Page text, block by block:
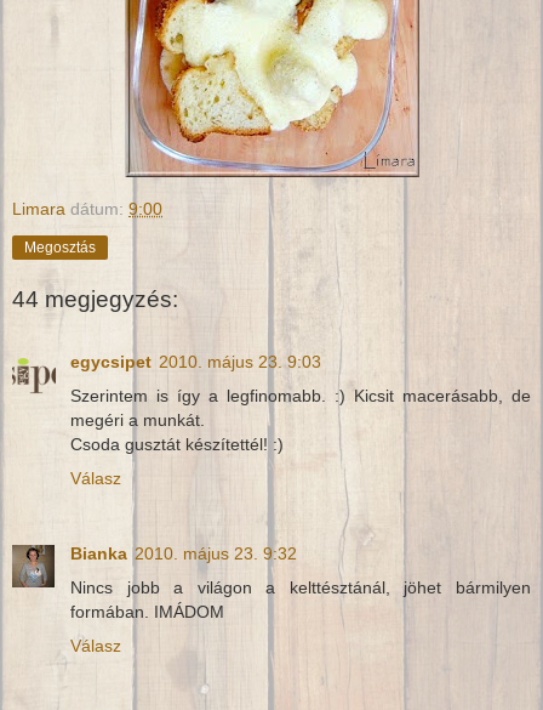
Limara dátum: 9:00
Megosztás
44 megjegyzés:
egycsipet 2010. május 23. 9:03
Szerintem is így a legfinomabb. :) Kicsit macerásabb, de
megéri a munkát.
Csoda gusztát készítettél! :)
Válasz
Bianka 2010. május 23. 9:32
Nincs jobb a világon a kelttésztánál, jöhet bármilyen
formában. IMÁDOM
Válasz